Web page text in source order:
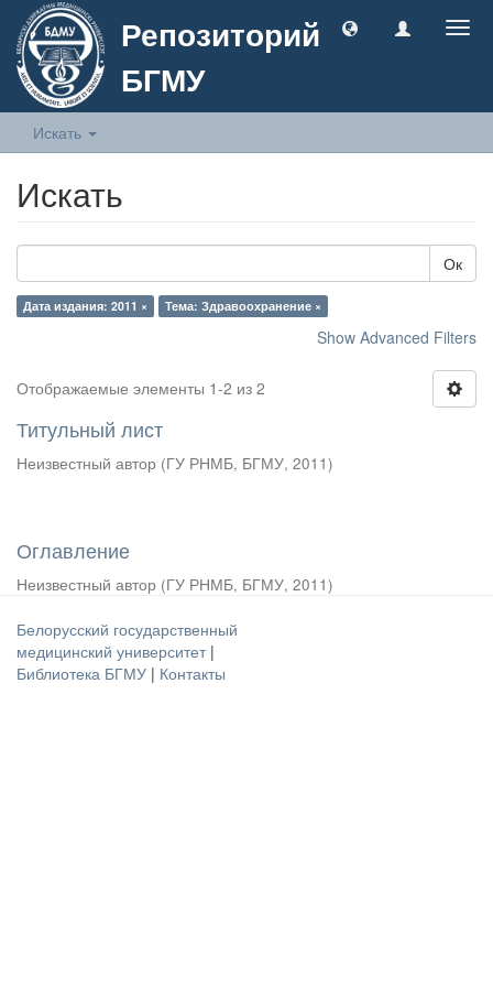
Репозиторий
БГМУ
Искать
Искать
Ок
Дата издания: 2011 × Тема: Здравоохранение ×
Show Advanced Filters
Отображаемые элементы 1-2 из 2
Титульный лист
Неизвестный автор (ГУ РНМБ, БГМУ, 2011)
Оглавление
Неизвестный автор (ГУ РНМБ, БГМУ, 2011)
Белорусский государственный
медицинский университет |
Библиотека БГМУ | Контакты